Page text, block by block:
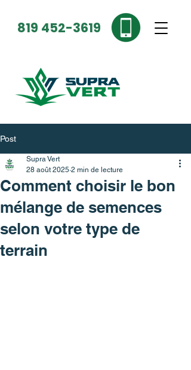
819 452-3619
Post
Comment choisir le bon
mélange de semences
selon votre type de
terrain
Supra Vert
28 août 2025 2 min de lecture